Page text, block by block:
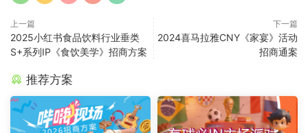
上一篇
2025小红书食品饮料行业垂类
S+系列IP《食饮美学》招商方案
下一篇
2024喜马拉雅CNY《家宴》活动
招商通案
推荐方案